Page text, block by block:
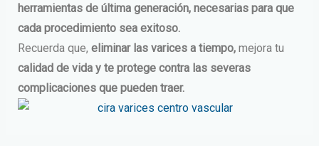
herramientas de última generación, necesarias para que
cada procedimiento sea exitoso.
Recuerda que, eliminar las varices a tiempo,mejora tu
calidad de vida y te protege contra las severas
complicaciones que pueden traer.